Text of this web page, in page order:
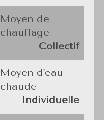
Moyen de
chauffage
Collectif
Moyen d'eau
chaude
Individuelle